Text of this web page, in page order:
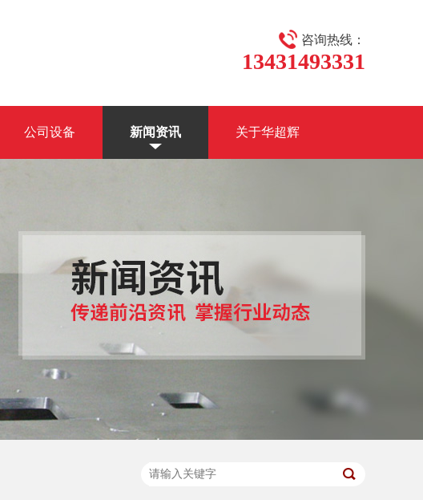
咨询热线：
13431493331
公司设备 新闻资讯 关于华超辉